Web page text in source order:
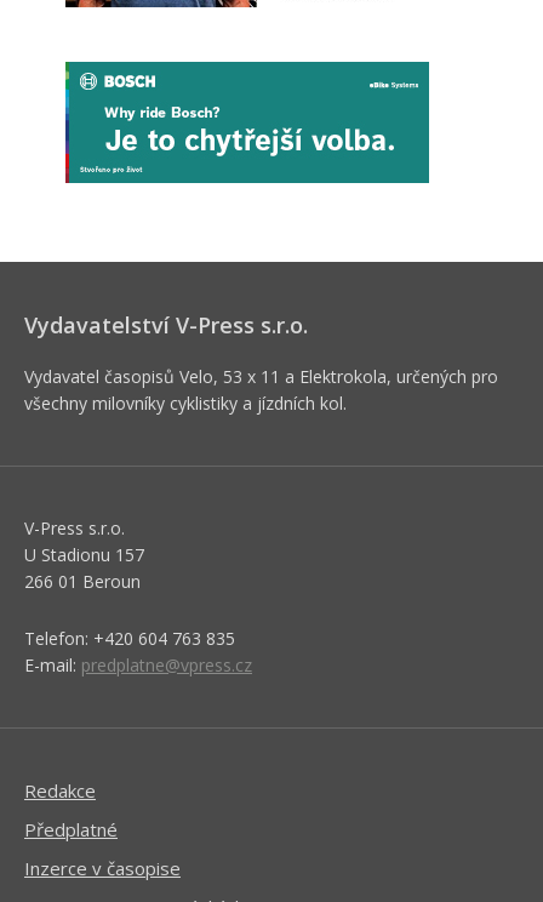
Vydavatelství V-Press s.r.o.
Vydavatel časopisů Velo, 53 x 11 a Elektrokola, určených pro
všechny milovníky cyklistiky a jízdních kol.
V-Press s.r.o.
U Stadionu 157
266 01 Beroun
Telefon: +420 604 763 835
E-mail: predplatne@vpress.cz
Redakce
Předplatné
Inzerce v časopise